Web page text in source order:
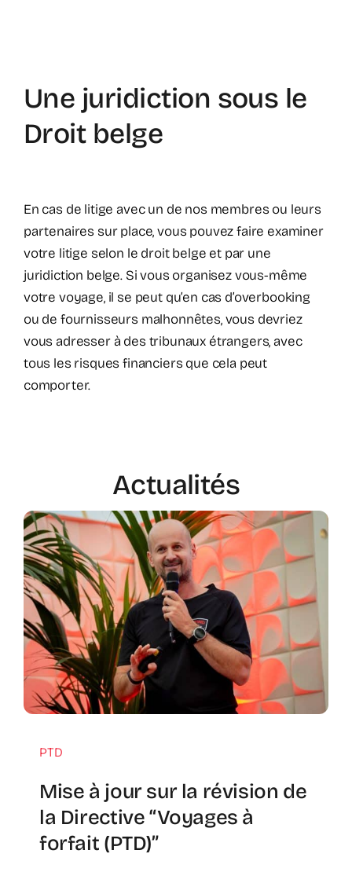
Une juridiction sous le
Droit belge
En cas de litige avec un de nos membres ou leurs
partenaires sur place, vous pouvez faire examiner
votre litige selon le droit belge et par une
juridiction belge. Si vous organisez vous-même
votre voyage, il se peut qu’en cas d’overbooking
ou de fournisseurs malhonnêtes, vous devriez
vous adresser à des tribunaux étrangers, avec
tous les risques financiers que cela peut
comporter.
Actualités
PTD
Mise à jour sur la révision de
la Directive “Voyages à
forfait (PTD)”